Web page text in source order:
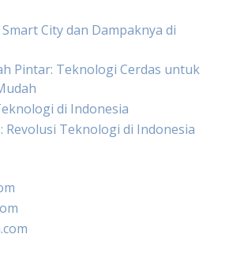
City dan Dampaknya di
Pintar: Teknologi Cerdas untuk
di Indonesia
Teknologi di Indonesia